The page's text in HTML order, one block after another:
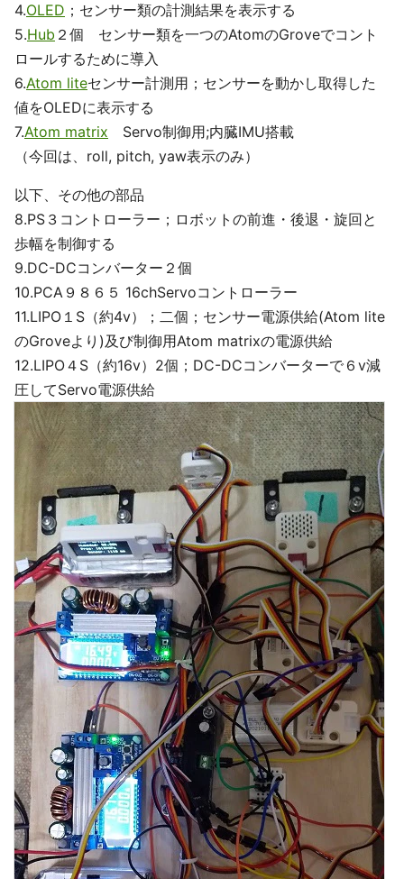
4.OLED ；センサー類の計測結果を表示する
5.Hub ２個 センサー類を一つのAtomのGroveでコント
ロールするために導入
6.Atom liteセンサー計測用；センサーを動かし取得した
値をOLEDに表示する
7.Atom matrix Servo制御用;内臓IMU搭載
（今回は、roll, pitch, yaw表示のみ）
以下、その他の部品
8.PS３コントローラー；ロボットの前進・後退・旋回と
歩幅を制御する
9.DC-DCコンバーター２個
10.PCA９８６５ 16chServoコントローラー
11.LIPO１S（約4v）；二個；センサー電源供給(Atom lite
のGroveより)及び制御用Atom matrixの電源供給
12.LIPO４S（約16v）2個；DC-DCコンバーターで６v減
圧してServo電源供給